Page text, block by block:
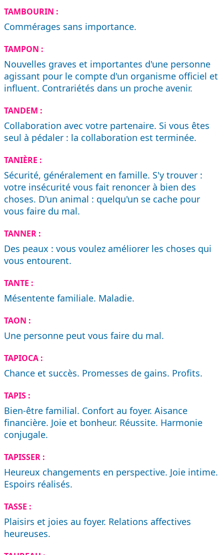
TAMBOURIN :
Commérages sans importance.
TAMPON :
Nouvelles graves et importantes d'une personne
agissant pour le compte d'un organisme officiel et
influent. Contrariétés dans un proche avenir.
TANDEM :
Collaboration avec votre partenaire. Si vous êtes
seul à pédaler : la collaboration est terminée.
TANIÈRE :
Sécurité, généralement en famille. S'y trouver :
votre insécurité vous fait renoncer à bien des
choses. D'un animal : quelqu'un se cache pour
vous faire du mal.
TANNER :
Des peaux : vous voulez améliorer les choses qui
vous entourent.
TANTE :
Mésentente familiale. Maladie.
TAON :
Une personne peut vous faire du mal.
TAPIOCA :
Chance et succès. Promesses de gains. Profits.
TAPIS :
Bien-être familial. Confort au foyer. Aisance
financière. Joie et bonheur. Réussite. Harmonie
conjugale.
TAPISSER :
Heureux changements en perspective. Joie intime.
Espoirs réalisés.
TASSE :
Plaisirs et joies au foyer. Relations affectives
heureuses.